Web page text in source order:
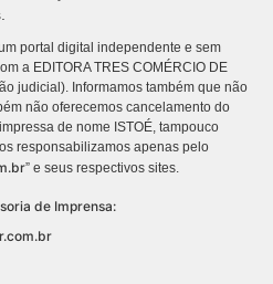
portal digital independente e sem
a EDITORA TRES COMÉRCIO DE
judicial). Informamos também que não
não oferecemos cancelamento do
de nome ISTOÉ, tampouco
responsabilizamos apenas pelo
” e seus respectivos sites.
de Imprensa: